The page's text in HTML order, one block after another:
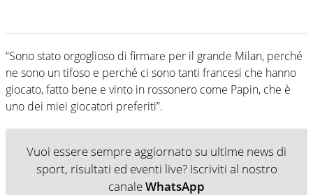
“Sono stato orgoglioso di firmare per il grande Milan, perché
ne sono un tifoso e perché ci sono tanti francesi che hanno
giocato, fatto bene e vinto in rossonero come Papin, che è
uno dei miei giocatori preferiti”.
Vuoi essere sempre aggiornato su ultime news di
sport, risultati ed eventi live? Iscriviti al nostro
canaleWhatsApp